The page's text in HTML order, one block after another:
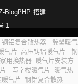
BlogPHP 搭建
-1
钢铝复合散热器
冀馨暖气
气片 高压铸铝暖气片
钢
家用换热器
暖气片安装方
写字楼暖气片
暖气热
暖气片 钢铝复合散热